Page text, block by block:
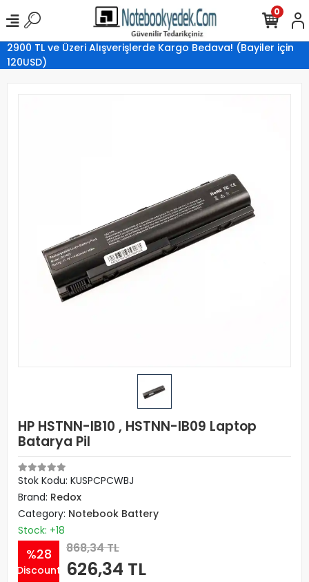
2900 TL ve Üzeri Alışverişlerde Kargo Bedava! (Bayiler için
120USD)
0
HP HSTNN-IB10 , HSTNN-IB09 Laptop
Batarya Pil
Stok Kodu: KUSPCPCWBJ
Brand: Redox
Category: Notebook Battery
Stock: +18
%28
Discount
868,34 TL
626,34 TL